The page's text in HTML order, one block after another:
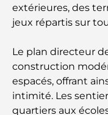
Découverte
Estates : un
Dubai Horse
Global
Cafés à Palm
extérieures, des
jeux répartis sur
Le plan directeur
construction
espacés, offrant
intimité. Les
quartiers aux